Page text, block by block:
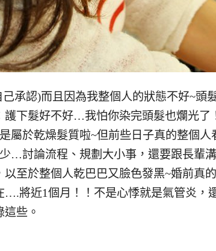
承認)而且因為我整個人的狀態不好~頭
護下髮好不好…我怕你染完頭髮也爛光了
屬於乾燥髮質啦~但前些日子真的整個
…討論流程、規劃大小事，還要跟長輩
以至於整個人乾巴巴又臉色發黑~婚前真
….將近1個月！！不是心悸就是氣管炎，
些。